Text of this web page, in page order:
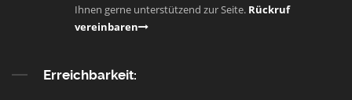
Ihnen gerne unterstützend zur Seite. Rückruf
vereinbaren
Erreichbarkeit: